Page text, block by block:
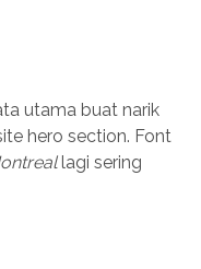
utama buat narik
hero section. Font
lagi sering